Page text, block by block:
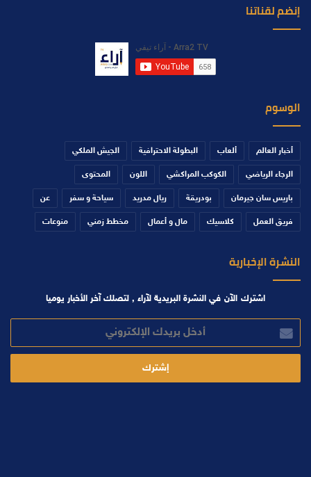
إنضم لقناتنا
الوسوم
أخبار العالم ألعاب البطولة الاحترافية الجيش الملكي
الرجاء الرياضي الكوكب المراكشي اللون المحتوى
باريس سان جيرمان بودريقة ريال مدريد سياحة و سفر عن
فريق العمل كلاسيك مال و أعمال مخطط زمني منوعات
النشرة الإخبارية
اشترك الآن في النشرة البريدية لآراء , لتصلك آخر الأخبار يوميا
بريدك
الإلكتروني